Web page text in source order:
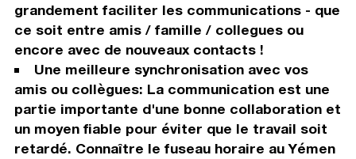
grandement faciliter les communications - que
ce soit entre amis / famille / collegues ou
encore avec de nouveaux contacts !
Une meilleure synchronisation avec vos
amis ou collègues: La communication est une
partie importante d'une bonne collaboration et
un moyen fiable pour éviter que le travail soit
retardé. Connaître le fuseau horaire au Yémen